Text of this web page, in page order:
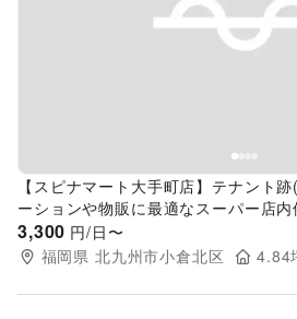
Previous slide
【スピナマート大手町店】テナント
ーションや物販に最適なスーパー店
3,300 円/日〜
福岡県 北九州市小倉北区 4.84